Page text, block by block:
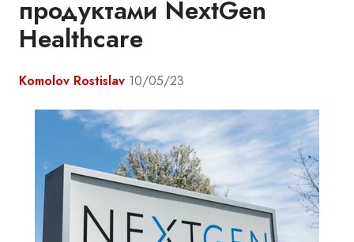
продуктами NextGen
Healthcare
Komolov Rostislav 10/05/23